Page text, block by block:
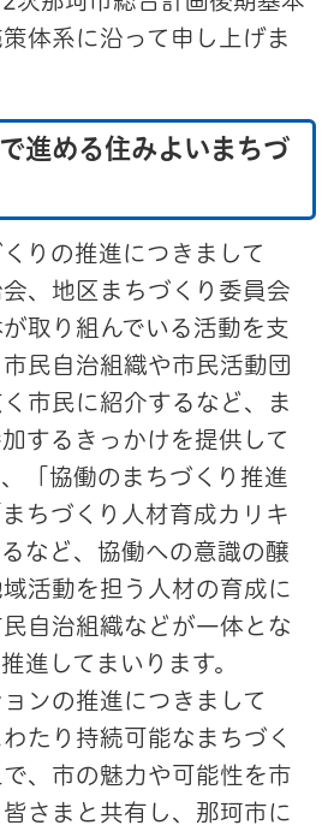
体系に沿って申し上げま
進める住みよいまちづ
りの推進につきまして
、地区まちづくり委員会
取り組んでいる活動を支
民自治組織や市民活動団
市民に紹介するなど、ま
するきっかけを提供して
「協働のまちづくり推進
ちづくり人材育成カリキ
など、協働への意識の醸
活動を担う人材の育成に
自治組織などが一体とな
進してまいります。
ンの推進につきまして
たり持続可能なまちづく
、市の魅力や可能性を市
さまと共有し、那珂市に